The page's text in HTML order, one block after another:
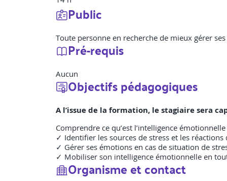
Public
Toute personne en recherche de mieux gérer
Pré-requis
Aucun
Objectifs pédagogiques
A l’issue de la formation, le stagiaire sera
Comprendre ce qu’est l’intelligence émotionnelle
✓ Identifier les sources de stress et les réactions
✓ Gérer ses émotions en cas de situation de
✓ Mobiliser son intelligence émotionnelle en
Organisme et contact